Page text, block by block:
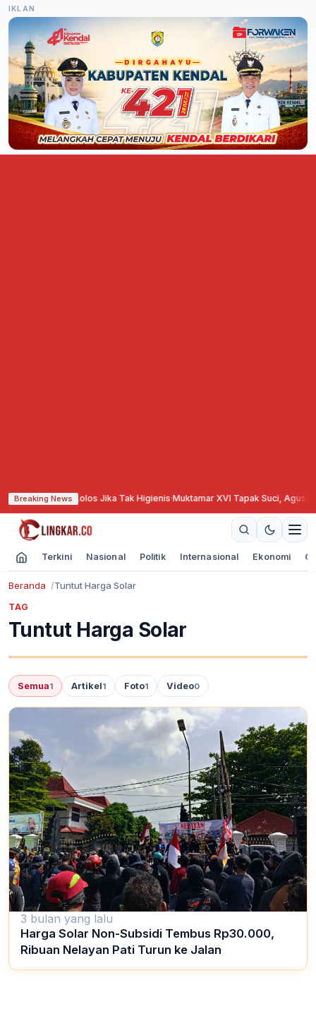
IKLAN
Breaking News
MBG Tak Lolos Jika Tak Higienis·Muktamar XVI Tapak Suci, Agustina
Terkini Nasional Politik Internasional Ekonomi
Beranda Tuntut Harga Solar
TAG
Tuntut Harga Solar
Semua1 Artikel1 Foto1 Video0
3 bulan yang lalu
Harga Solar Non-Subsidi Tembus Rp30.000,
Ribuan Nelayan Pati Turun ke Jalan